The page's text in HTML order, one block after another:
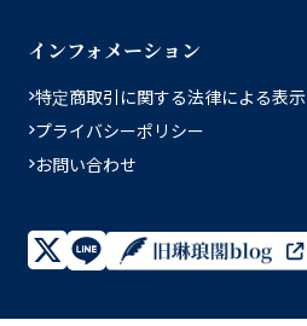
インフォメーション
特定商取引に関する法律による表示
プライバシーポリシー
お問い合わせ